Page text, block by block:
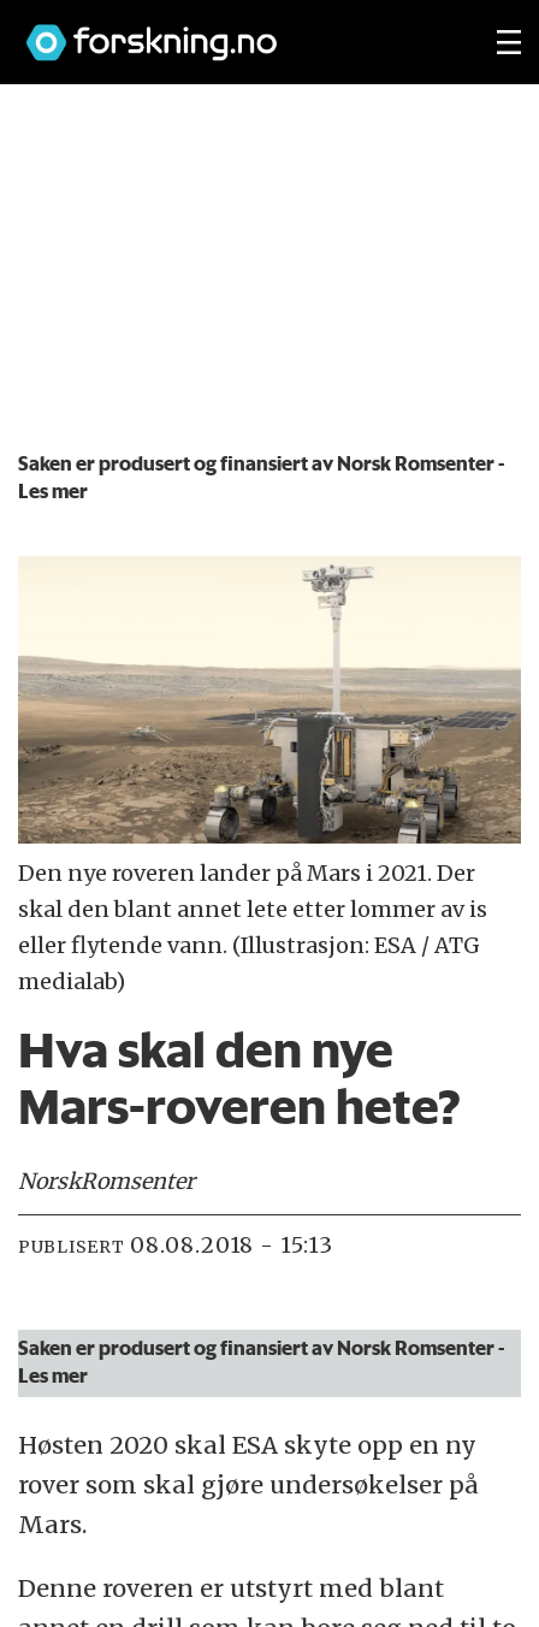
Saken er produsert og finansiert av Norsk Romsenter-
Les mer
Den nye roveren lander på Mars i 2021. Der
skal den blant annet lete etter lommer av is
eller flytende vann. (Illustrasjon: ESA / ATG
medialab)
Hva skal den nye
Mars-roveren hete?
NorskRomsenter
PUBLISERT 08.08.2018 - 15:13
Saken er produsert og finansiert av Norsk Romsenter-
Les mer
Høsten 2020 skal ESA skyte opp en ny
rover som skal gjøre undersøkelser på
Mars.
Denne roveren er utstyrt med blant